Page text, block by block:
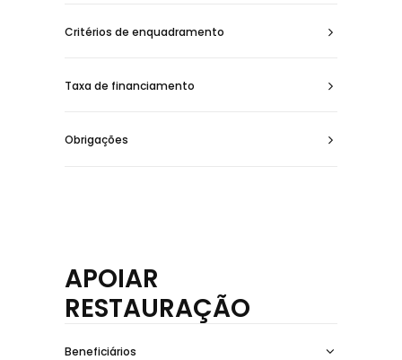
Critérios de enquadramento
Taxa de financiamento
Obrigações
APOIAR
RESTAURAÇÃO
Beneficiários